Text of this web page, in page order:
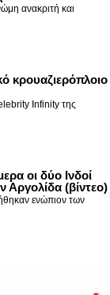
ανακριτή και
κρουαζιερόπλοιο
Infinity της
οι δύο Ινδοί
Αργολίδα (βίντεο)
ενώπιον των